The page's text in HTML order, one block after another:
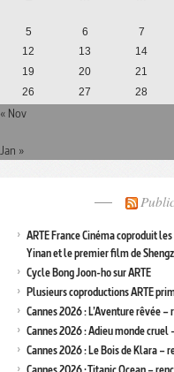
5
6 7
12
13 14
19
20 21
26
27 28
« Nov
Jan »
ARTE France Cinéma coproduit
Yinan et le premier film de
Cycle Bong Joon-ho sur ARTE
Plusieurs coproductions ARTE
Cannes 2026 : L’Aventure rêvée
Cannes 2026 : Adieu monde
Cannes 2026 : Le Bois de Klara –